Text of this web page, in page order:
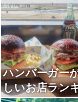
ハンバーガー
しいお店ラン